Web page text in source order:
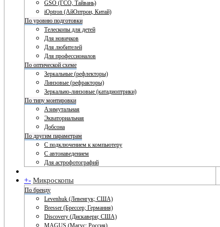
GSO (ГСО, Тайвань)
iOptron (АйОптрон, Китай)
По уровню подготовки
Телескопы для детей
Для новичков
Для любителей
Для профессионалов
По оптической схеме
Зеркальные (рефлекторы)
Линзовые (рефракторы)
Зеркально-линзовые (катадиоптрики)
По типу монтировки
Азимутальная
Экваториальная
Добсона
По другим параметрам
С подключением к компьютеру
С автонаведением
Для астрофотографий
+- Микроскопы
По бренду
Levenhuk (Левенгук; США)
Bresser (Брессер; Германия)
Discovery (Дискавери; США)
MAGUS (Магус; Россия)